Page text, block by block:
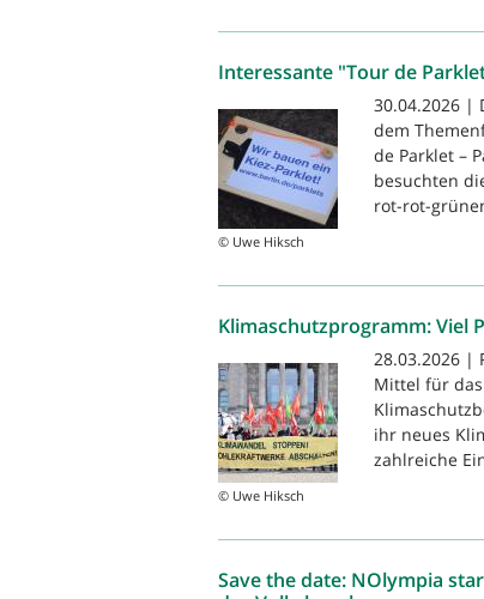
Interessante "Tour de
© Uwe Hiksch
30.04.2026 |
dem
de Parklet –
besuchten
rot-rot-
Klimaschutzprogramm: Viel
© Uwe Hiksch
28.03.2026 |
Mittel für
ihr neues
zahlreiche
Save the date: NOlympia